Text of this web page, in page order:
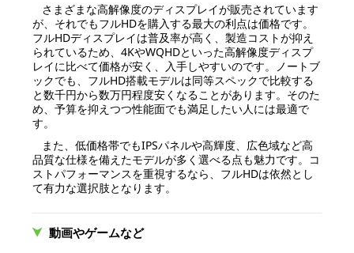
さまざまな高解像度のディスプレイが販売されています
が、それでもフルHDを購入する最大の利点は価格です。
フルHDディスプレイは普及率が高く、製造コストが抑え
られているため、4KやWQHDといった高解像度ディスプ
レイに比べて価格が安く、入手しやすいのです。ノートブ
ックでも、フルHD搭載モデルは同等スペックで比較する
と数千円から数万円程度安くなることがあります。そのた
め、予算を抑えつつ性能面でも満足したい人には最適で
す。
また、低価格帯でもIPSパネルや高輝度、広色域など高
品質な仕様を備えたモデルが多く選べる点も魅力です。コ
ストパフォーマンスを重視するなら、フルHDは依然とし
て有力な選択肢となります。
動画やゲームなど